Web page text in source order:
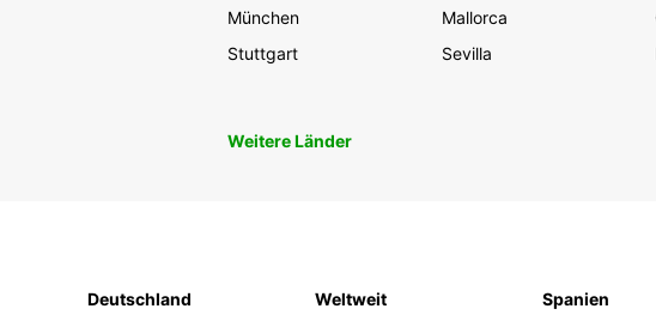
München
Stuttgart
Mallorca
Sevilla
Weitere Länder
Deutschland
Weltweit
Spanien